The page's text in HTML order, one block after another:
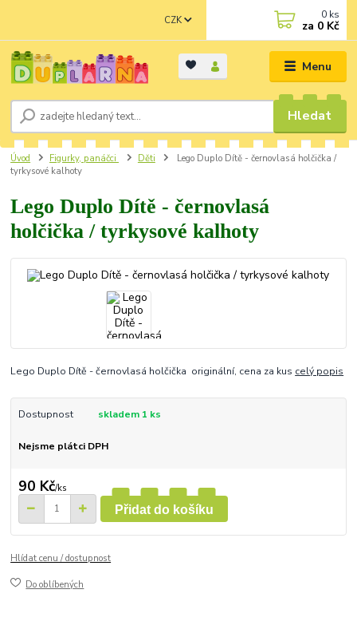
Menu
CZK
Hledat
0 ks
za 0 Kč
Úvod Figurky, panáčci Děti
Lego Duplo Dítě - černovlasá holčička /
tyrkysové kalhoty
Lego Duplo Dítě - černovlasá
holčička / tyrkysové kalhoty
Lego Duplo Dítě - černovlasá holčička originální, cena za kus celý popis
Dostupnost skladem 1 ks
Nejsme plátci DPH
90 Kč/ks
Přidat do košíku
Hlídat cenu / dostupnost
Do oblíbených